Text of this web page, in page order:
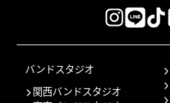
バンドスタジオ
関西バンドスタジオ